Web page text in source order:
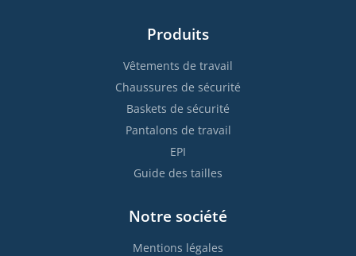
Produits
Vêtements de travail
Chaussures de sécurité
Baskets de sécurité
Pantalons de travail
EPI
Guide des tailles
Notre société
Mentions légales